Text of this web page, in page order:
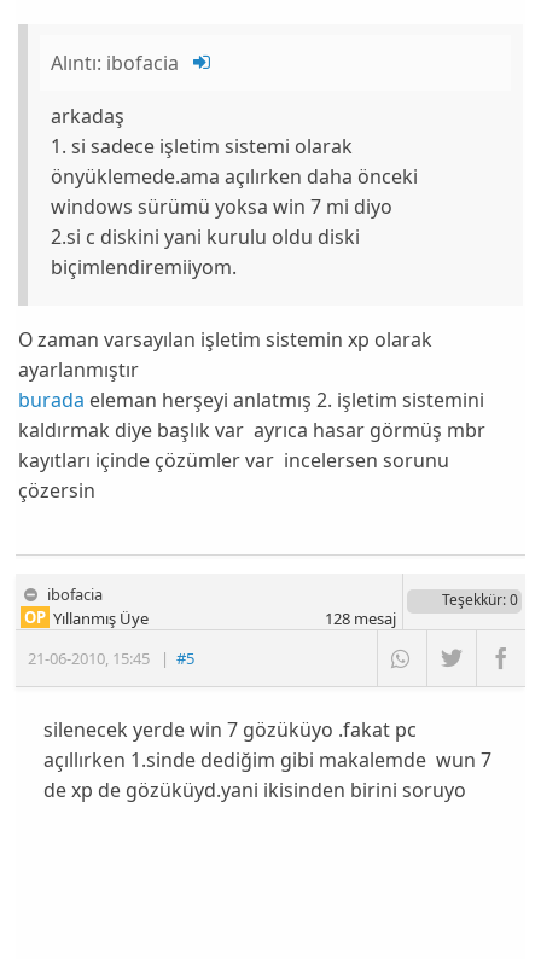
Alıntı: ibofacia
arkadaş
1. si sadece işletim sistemi olarak
önyüklemede.ama açılırken daha önceki
windows sürümü yoksa win 7 mi diyo
2.si c diskini yani kurulu oldu diski
biçimlendiremiiyom.
O zaman varsayılan işletim sistemin xp olarak
ayarlanmıştır
burada eleman herşeyi anlatmış 2. işletim sistemini
kaldırmak diye başlık var ayrıca hasar görmüş mbr
kayıtları içinde çözümler var incelersen sorunu
çözersin
ibofacia
21-06-2010, 15:45 |#5
OP Yıllanmış Üye
Teşekkür: 0
128mesaj
silenecek yerde win 7 gözüküyo .fakat pc
açıllırken 1.sinde dediğim gibi makalemde wun 7
de xp de gözüküyd.yani ikisinden birini soruyo